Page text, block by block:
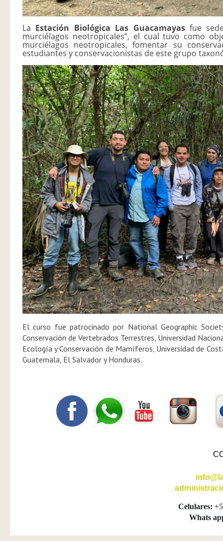
La Estación Biológica Las Guacamayasfue
murciélagos neotropicales”, el cual tuvo como
murciélagos neotropicales, fomentar su
estudiantes y conservacionistas de este grupo
El curso fue patrocinado por National Geographic
Conservación de Vertebrados Terrestres, Universidad
Ecología y Conservación de Mamíferos, Universidad de
Guatemala, El Salvador y Honduras.
Celulares:
Whats